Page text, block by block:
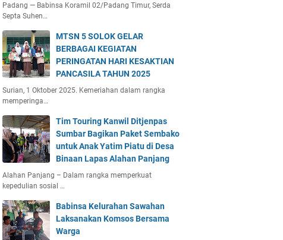
Padang — Babinsa Koramil 02/Padang Timur, Serda
Septa Suhen…
MTSN 5 SOLOK GELAR
BERBAGAI KEGIATAN
PERINGATAN HARI KESAKTIAN
PANCASILA TAHUN 2025
Surian, 1 Oktober 2025. Kemeriahan dalam rangka
memperinga…
Tim Touring Kanwil Ditjenpas
Sumbar Bagikan Paket Sembako
untuk Anak Yatim Piatu di Desa
Binaan Lapas Alahan Panjang
Alahan Panjang – Dalam rangka memperkuat
kepedulian sosial …
Babinsa Kelurahan Sawahan
Laksanakan Komsos Bersama
Warga